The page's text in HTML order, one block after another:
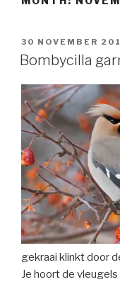
POSTED
ON
30 NOVEMBER
Bombycilla
gekraai klinkt door
Je hoort de